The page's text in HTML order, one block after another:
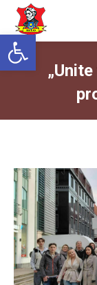
Otwórz pasek narzędzi